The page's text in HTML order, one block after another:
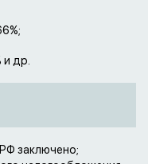
и др.
заключено;